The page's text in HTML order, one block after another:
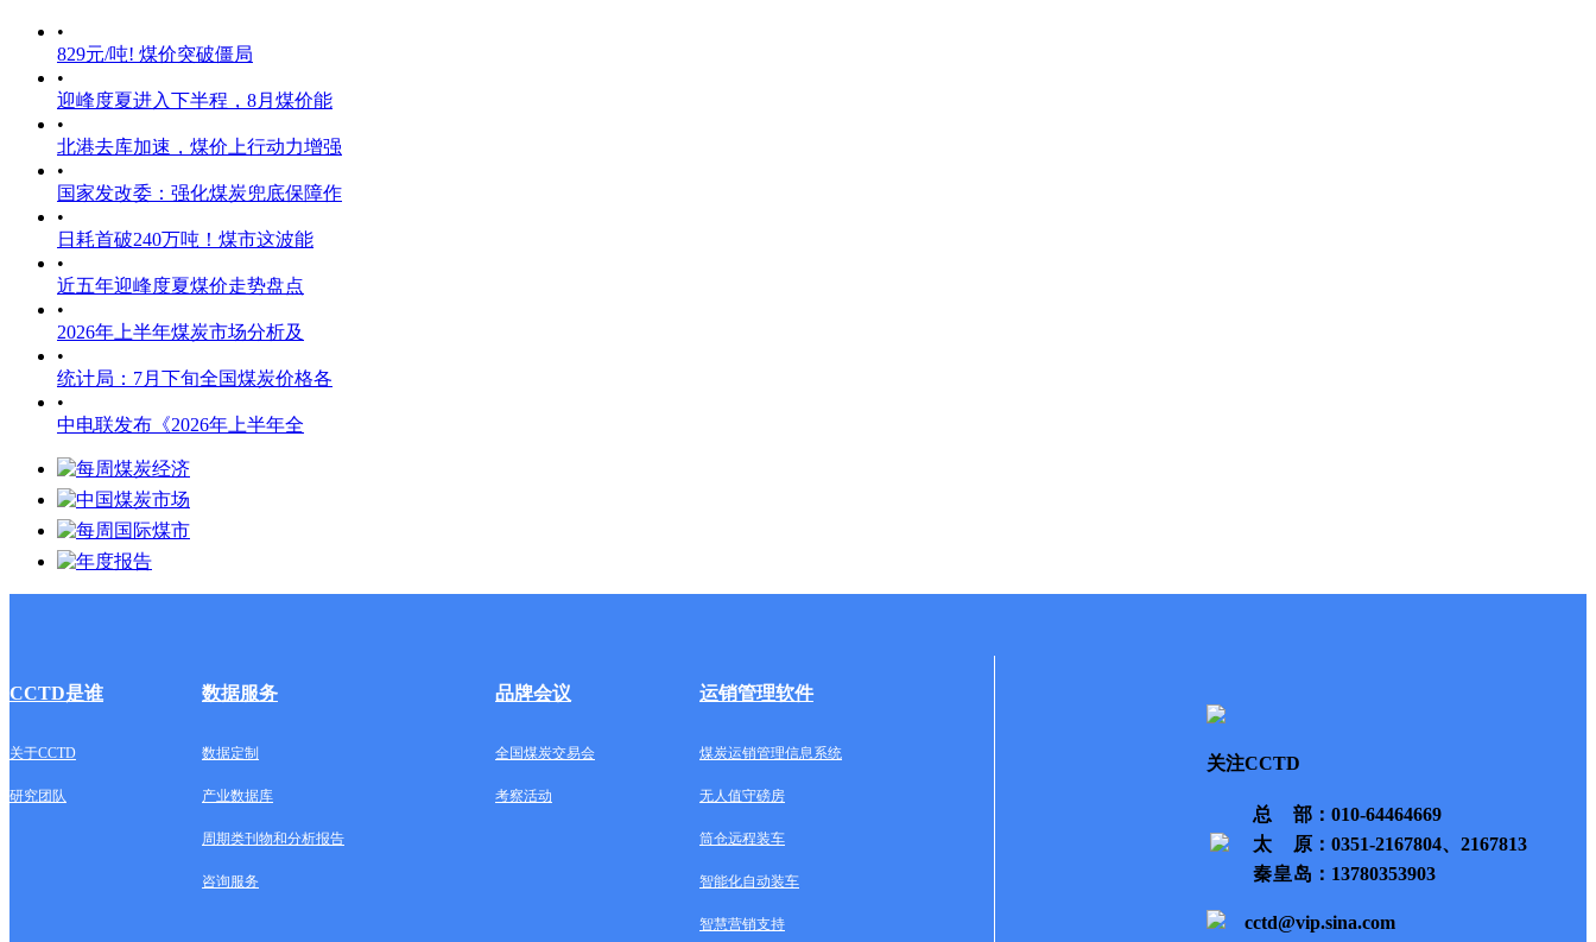
•
829元/吨! 煤价突破僵局
•
迎峰度夏进入下半程，8月煤价能
•
北港去库加速，煤价上行动力增强
•
国家发改委：强化煤炭兜底保障作
•
日耗首破240万吨！煤市这波能
•
近五年迎峰度夏煤价走势盘点
•
2026年上半年煤炭市场分析及
•
统计局：7月下旬全国煤炭价格各
•
中电联发布《2026年上半年全
CCTD是谁 数据服务 品牌会议 运销管理软件
关于CCTD 数据定制 全国煤炭交易会 煤炭运销管理信息系统
研究团队 产业数据库 考察活动 无人值守磅房
周期类刊物和分析报告 筒仓远程装车
咨询服务 智能化自动装车
智慧营销支持
关注CCTD
总部 ：010-64464669
太原 ：0351-2167804、2167813
秦皇岛 ：13780353903
cctd@vip.sina.com